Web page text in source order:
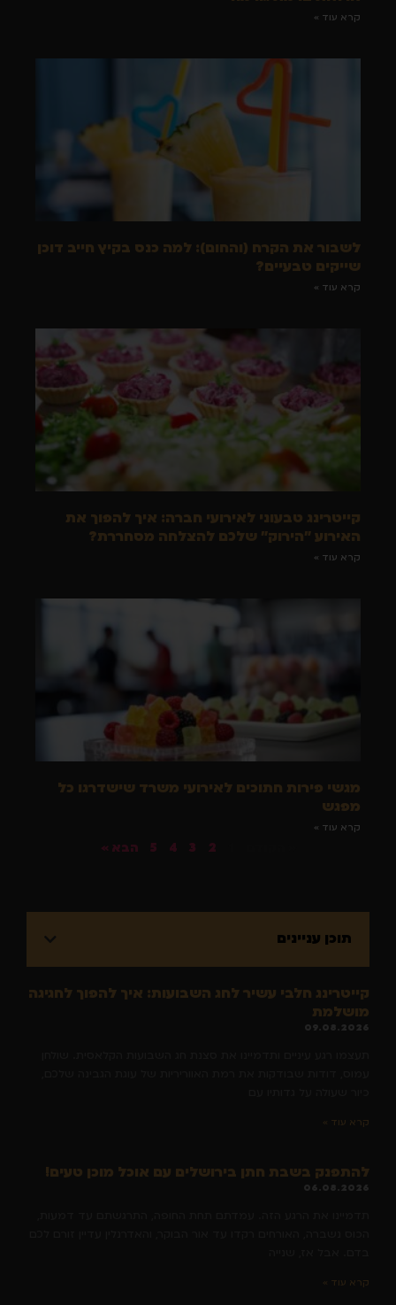
קרא עוד »
לשבור את הקרח (והחום): למה כנס בקיץ חייב דוכן
שייקים טבעיים?
קרא עוד »
קייטרינג טבעוני לאירועי חברה: איך להפוך את
האירוע "הירוק" שלכם להצלחה מסחררת?
קרא עוד »
מגשי פירות חתוכים לאירועי משרד שישדרגו כל
מפגש
קרא עוד »
2
3
4
5 הבא »
תוכן עניינים
קייטרינג חלבי עשיר לחג השבועות: איך להפוך לחגיגה
מושלמת
09.08.2026
קרא עוד »
להתפנק בשבת חתן בירושלים עם אוכל מוכן טעים!
06.08.2026
קרא עוד »